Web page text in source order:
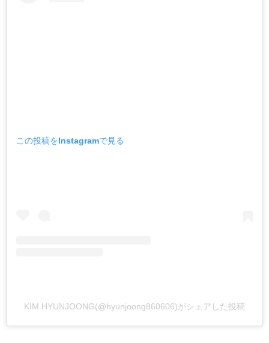
この投稿をInstagramで見る
KIM HYUNJOONG(@hyunjoong860606)がシェアした投稿